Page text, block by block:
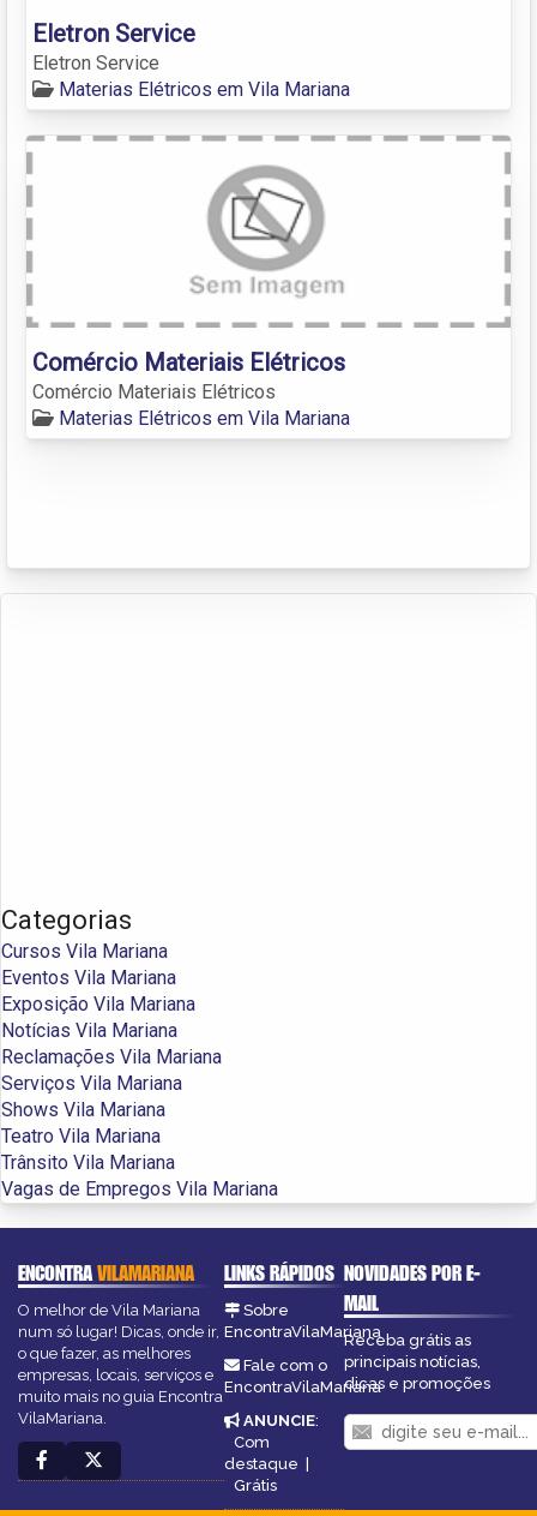
Eletron Service
Eletron Service
Materias Elétricos em Vila Mariana
Comércio Materiais Elétricos
Comércio Materiais Elétricos
Materias Elétricos em Vila Mariana
Categorias
Cursos Vila Mariana
Eventos Vila Mariana
Exposição Vila Mariana
Notícias Vila Mariana
Reclamações Vila Mariana
Serviços Vila Mariana
Shows Vila Mariana
Teatro Vila Mariana
Trânsito Vila Mariana
Vagas de Empregos Vila Mariana
ENCONTRAVILAMARIANA
O melhor de Vila Mariana
num só lugar! Dicas, onde ir,
o que fazer, as melhores
empresas, locais, serviços e
muito mais no guia Encontra
VilaMariana.
LINKS RÁPIDOS
Sobre
EncontraVilaMariana
Fale com o
EncontraVilaMariana
ANUNCIE:
Com
destaque |
Grátis
NOVIDADES POR E-
MAIL
Receba grátis as
principais notícias,
dicas e promoções